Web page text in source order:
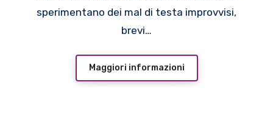
sperimentano dei mal di testa improvvisi,
brevi…
Maggiori informazioni